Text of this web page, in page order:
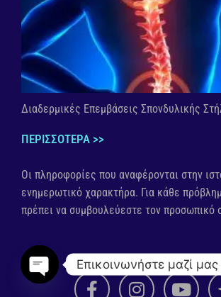
Διαδερμικές Επεμβάσεις Σπονδυλικής
ΠΕΡΙΣΣΟΤΕΡΑ >>
Οι πληροφορίες που αναφέρονται στην
ενημερωτικό χαρακτήρα. Για κάθε
πρέπει να συμβουλεύεστε τον προσωπικό
Επικοινωνήστε μαζί μας